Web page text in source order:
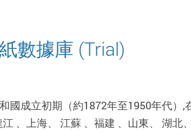
數據庫 (Trial)
國成立初期（約1872年至1950年代
、上海、 江蘇 、福建 、山東、 湖